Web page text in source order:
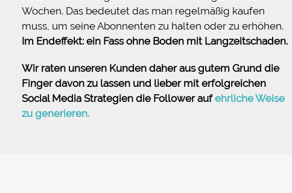
Wochen. Das bedeutet das man regelmäßig kaufen
muss, um seine Abonnenten zu halten oder zu erhöhen.
Im Endeffekt: ein Fass ohne Boden mit Langzeitschaden.
Wir raten unseren Kunden daher aus gutem Grund die
Finger davon zu lassen und lieber mit erfolgreichen
Social Media Strategien die Follower aufehrliche Weise
zu generieren.